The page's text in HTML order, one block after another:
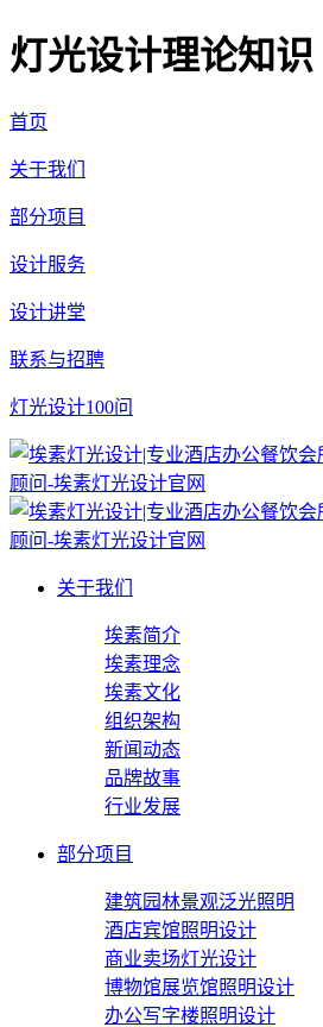
灯光设计理论知识
首页
关于我们
部分项目
设计服务
设计讲堂
联系与招聘
灯光设计100问
关于我们
埃素简介
埃素理念
埃素文化
组织架构
新闻动态
品牌故事
行业发展
部分项目
建筑园林景观泛光照明
酒店宾馆照明设计
商业卖场灯光设计
博物馆展览馆照明设计
办公写字楼照明设计